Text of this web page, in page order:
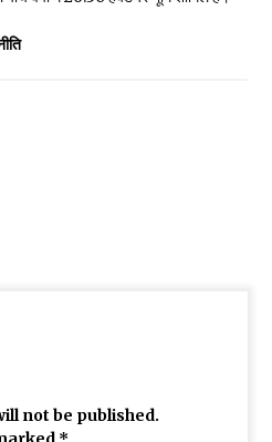
Day 10 May
not be published.